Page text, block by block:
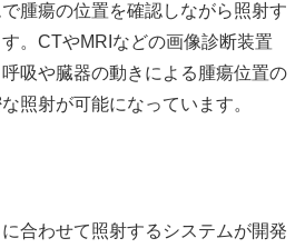
腫瘍の位置を確認しながら照射す
。CTやMRIなどの画像診断装置
吸や臓器の動きによる腫瘍位置の
照射が可能になっています。
合わせて照射するシステムが開発